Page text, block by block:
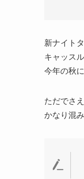
新ナイト
キャッス
今年の秋
ただでさ
かなり混